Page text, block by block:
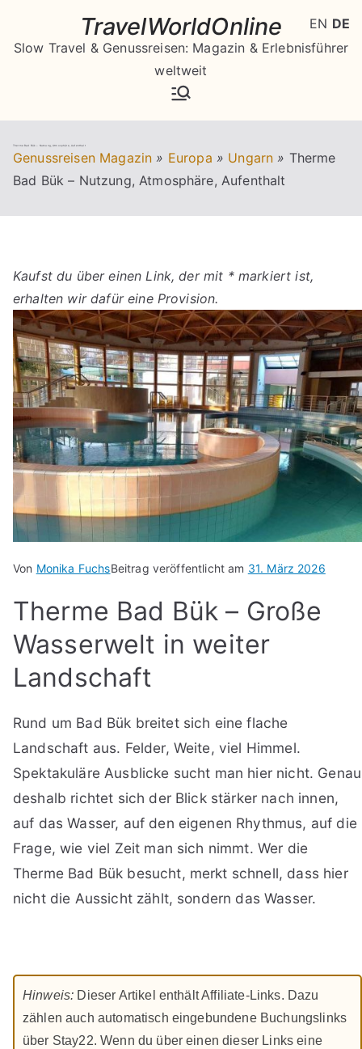
springen
TravelWorldOnline
Slow Travel & Genussreisen: Magazin & Erlebnisführer
weltweit
Therme Bad Bük – Nutzung, Atmosphäre, Aufenthalt
Genussreisen Magazin » Europa » Ungarn » Therme
Bad Bük – Nutzung, Atmosphäre, Aufenthalt
Kaufst du über einen Link, der mit * markiert ist,
erhalten wir dafür eine Provision.
Von Monika FuchsBeitrag veröffentlicht am 31. März 2026
Therme Bad Bük – Große
Wasserwelt in weiter
Landschaft
Rund um Bad Bük breitet sich eine flache
Landschaft aus. Felder, Weite, viel Himmel.
Spektakuläre Ausblicke sucht man hier nicht. Genau
deshalb richtet sich der Blick stärker nach innen,
auf das Wasser, auf den eigenen Rhythmus, auf die
Frage, wie viel Zeit man sich nimmt. Wer die
Therme Bad Bük besucht, merkt schnell, dass hier
nicht die Aussicht zählt, sondern das Wasser.
Hinweis: Dieser Artikel enthält Affiliate-Links. Dazu
zählen auch automatisch eingebundene Buchungslinks
über Stay22. Wenn du über einen dieser Links eine
EN DE